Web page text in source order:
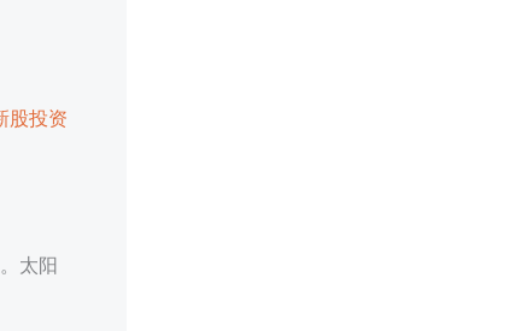
股投资
太阳